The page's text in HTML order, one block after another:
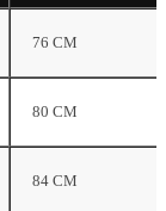
76 CM
80 CM
84 CM